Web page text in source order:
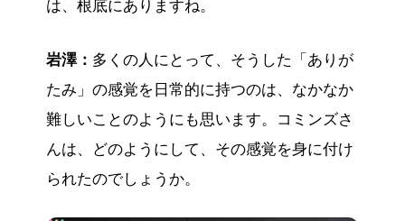
は、根底にありますね。
岩澤： 多くの人にとって、そうした「ありが
たみ」の感覚を日常的に持つのは、なかなか
難しいことのようにも思います。コミンズさ
んは、どのようにして、その感覚を身に付け
られたのでしょうか。